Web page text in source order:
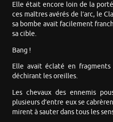
Elle était encore loin de la
ces maîtres avérés de l’arc, le
sa bombe avait facilement
sa cible.
Bang !
Elle avait éclaté en
déchirant les oreilles.
Les chevaux des ennemis
plusieurs d’entre eux se
mirent à sauter dans tous les